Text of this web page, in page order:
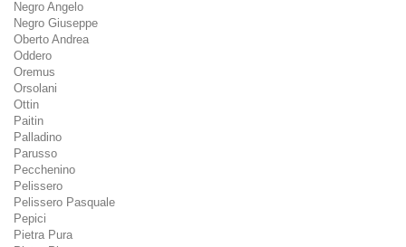
Negro Angelo
Negro Giuseppe
Oberto Andrea
Oddero
Oremus
Orsolani
Ottin
Paitin
Palladino
Parusso
Pecchenino
Pelissero
Pelissero Pasquale
Pepici
Pietra Pura